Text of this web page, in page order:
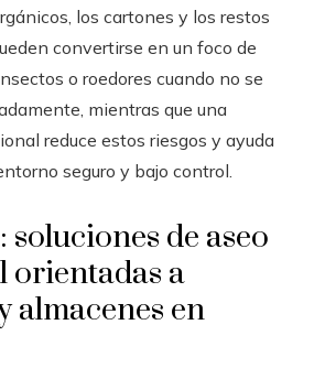
los cartones y los restos
convertirse en un foco de
o roedores cuando no se
mientras que una
reduce estos riesgos y ayuda
seguro y bajo control.
soluciones de aseo
orientadas a
almacenes en